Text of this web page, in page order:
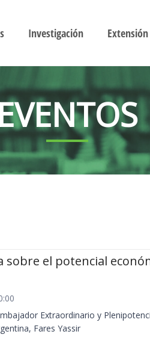
Investigación Extensión
sobre el potencial
Extraordinario y
Fares Yassir